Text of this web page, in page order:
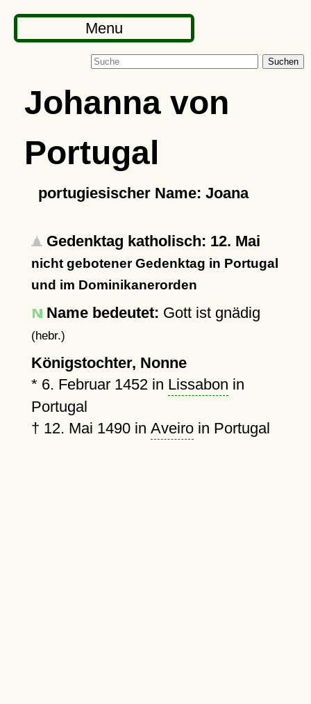
Menu
Suchen
Johanna von
Portugal
portugiesischer Name: Joana
Gedenktag katholisch: 12. Mai
nicht gebotener Gedenktag in Portugal
und im Dominikanerorden
Name bedeutet: Gott ist gnädig
(hebr.)
Königstochter, Nonne
* 6. Februar 1452in Lissabon in
Portugal
† 12. Mai 1490in Aveiroin Portugal